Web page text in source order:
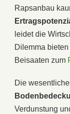
Rapsanbau
leidet die
Dilemma
Beisaaten zum
Die
Verdunstung